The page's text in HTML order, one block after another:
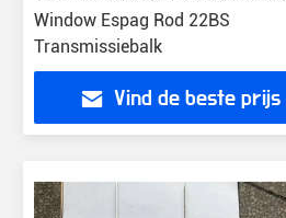
Window Espag Rod 22BS
Transmissiebalk
Vind de beste prijs